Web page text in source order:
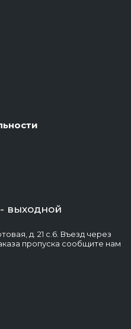
- выходной
д. 21 с.6. Въезд через
пропуска сообщите нам